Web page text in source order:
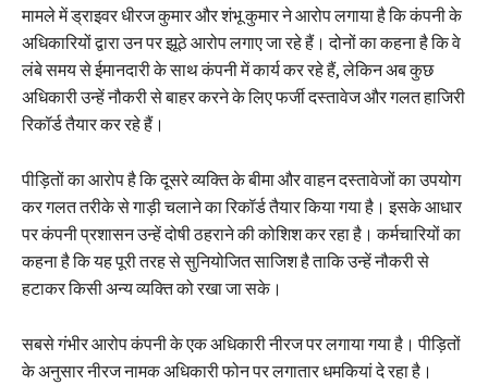
मामले में ड्राइवर धीरज कुमार और शंभू कुमार ने आरोप लगाया है कि कंपनी के
अधिकारियों द्वारा उन पर झूठे आरोप लगाए जा रहे हैं। दोनों का कहना है कि वे
लंबे समय से ईमानदारी के साथ कंपनी में कार्य कर रहे हैं, लेकिन अब कुछ
अधिकारी उन्हें नौकरी से बाहर करने के लिए फर्जी दस्तावेज और गलत हाजिरी
रिकॉर्ड तैयार कर रहे हैं।
पीड़ितों का आरोप है कि दूसरे व्यक्ति के बीमा और वाहन दस्तावेजों का उपयोग
कर गलत तरीके से गाड़ी चलाने का रिकॉर्ड तैयार किया गया है। इसके आधार
पर कंपनी प्रशासन उन्हें दोषी ठहराने की कोशिश कर रहा है। कर्मचारियों का
कहना है कि यह पूरी तरह से सुनियोजित साजिश है ताकि उन्हें नौकरी से
हटाकर किसी अन्य व्यक्ति को रखा जा सके।
सबसे गंभीर आरोप कंपनी के एक अधिकारी नीरज पर लगाया गया है। पीड़ितों
के अनुसार नीरज नामक अधिकारी फोन पर लगातार धमकियां दे रहा है।